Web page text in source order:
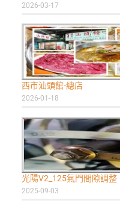
2026-03-17
西市汕頭館-總店
2026-01-18
光陽V2_125氣門間隙調整
2025-09-03